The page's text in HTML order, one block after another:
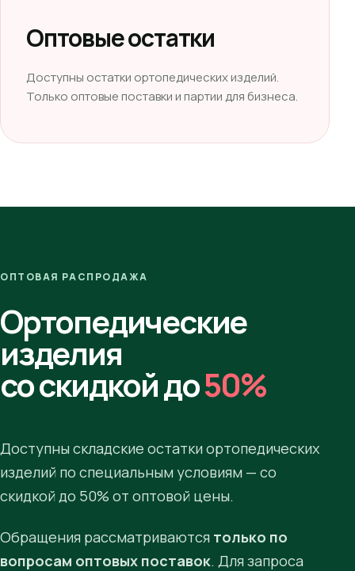
Оптовые остатки
Доступны остатки ортопедических изделий.
Только оптовые поставки и партии для бизнеса.
ОПТОВАЯ РАСПРОДАЖА
Ортопедические
изделия
со скидкой до50%
Доступны складские остатки ортопедических
изделий по специальным условиям — со
скидкой до 50% от оптовой цены.
Обращения рассматриваются только по
вопросам оптовых поставок. Для запроса